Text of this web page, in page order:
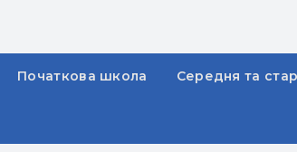
Початкова школа Середня та